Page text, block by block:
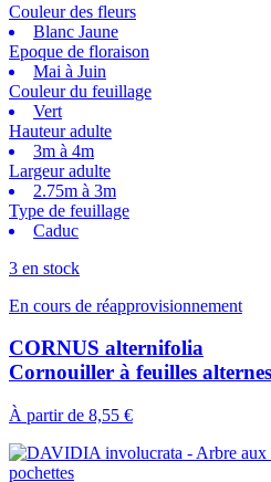
Couleur des fleurs
Blanc Jaune
Epoque de floraison
Mai à Juin
Couleur du feuillage
Vert
Hauteur adulte
3m à 4m
Largeur adulte
2.75m à 3m
Type de feuillage
Caduc
3 en stock
En cours de réapprovisionnement
CORNUS alternifolia
Cornouiller à feuilles alternes
À partir de 8,55 €